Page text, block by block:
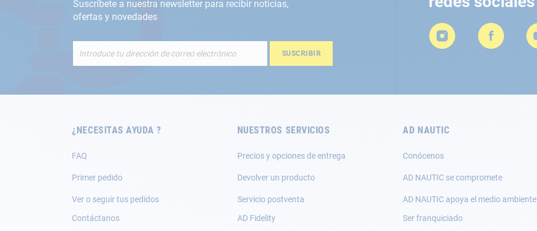
Suscríbete a nuestra newsletter para recibir noticias,
ofertas y novedades
de
SUSCRIBIR
¿NECESITAS AYUDA ?
FAQ
Primer pedido
Ver o seguir tus pedidos
Contáctanos
NUESTROS SERVICIOS
Precios y opciones de entrega
Devolver un producto
Servicio postventa
AD Fidelity
AD NAUTIC
Conócenos
AD NAUTIC se compromete
AD NAUTIC apoya el medio ambiente
Ser franquiciado